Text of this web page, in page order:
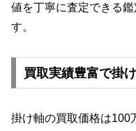
値を丁寧に査定できる
す。
買取実績豊富で掛
掛け軸の買取価格は100